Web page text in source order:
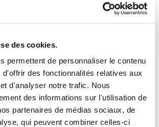
des cookies.
permettent de personnaliser le contenu
d'offrir des fonctionnalités relatives aux
d'analyser notre trafic. Nous
des informations sur l'utilisation de
partenaires de médias sociaux, de
qui peuvent combiner celles-ci
Cette version du
flipbook" (tourné de
zoom). Chaque numéro acheté
consultable à partir de l'onglet "Mes
numériques" présent dans
compte.N.B. Un flipbook n'est pas
fichier PDF téléchargeable.